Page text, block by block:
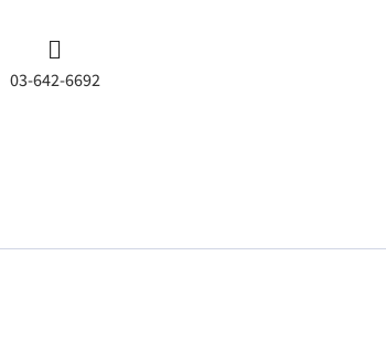
03-642-6692